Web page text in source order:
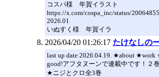
コスパ様 年賀イラスト
https://x.com/cospa_inc/status/
2026.01
いぬすく様 年賀イラ
2026/04/20 01:26:17 たけなしの
last up date 2026.04.19. ★about
good!アフタヌーンで連載中です！２
★ニジとクロ全3巻